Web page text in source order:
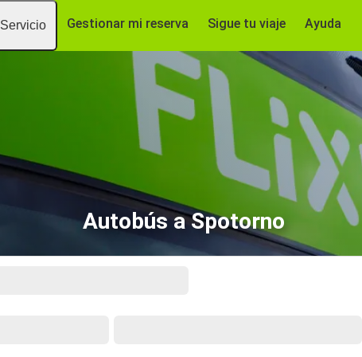
Servicio Gestionar mi reserva Sigue tu viaje Ayuda
Autobús a Spotorno